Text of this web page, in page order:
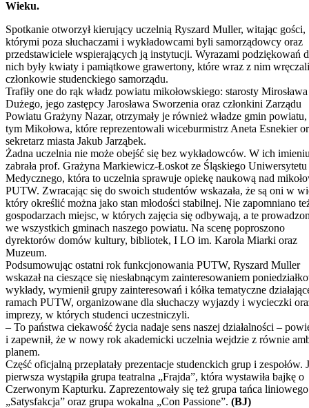
Wieku.
Spotkanie otworzył kierujący uczelnią Ryszard Muller, witając gości,
którymi poza słuchaczami i wykładowcami byli samorządowcy oraz
przedstawiciele wspierających ją instytucji. Wyrazami podziękowań
nich były kwiaty i pamiątkowe grawertony, które wraz z nim wręczali
członkowie studenckiego samorządu.
Trafiły one do rąk władz powiatu mikołowskiego: starosty Mirosława
Dużego, jego zastępcy Jarosława Sworzenia oraz członkini Zarządu
Powiatu Grażyny Nazar, otrzymały je również władze gmin
tym Mikołowa, które reprezentowali wiceburmistrz Aneta Esnekier
sekretarz miasta Jakub Jarząbek.
Żadna uczelnia nie może obejść się bez wykładowców. W ich
zabrała prof. Grażyna Markiewicz-Łoskot ze Śląskiego Uniwersytetu
Medycznego, która to uczelnia sprawuje opiekę naukową nad
PUTW. Zwracając się do swoich studentów wskazała, że są oni w
który określić można jako stan młodości stabilnej. Nie zapomniano
gospodarzach miejsc, w których zajęcia się odbywają, a te
we wszystkich gminach naszego powiatu. Na scenę poproszono
dyrektorów domów kultury, bibliotek, I LO im. Karola Miarki oraz
Muzeum.
Podsumowując ostatni rok funkcjonowania PUTW, Ryszard Muller
wskazał na cieszące się niesłabnącym zainteresowaniem
wykłady, wymienił grupy zainteresowań i kółka tematyczne
ramach PUTW, organizowane dla słuchaczy wyjazdy i wycieczki
imprezy, w których studenci uczestniczyli.
– To państwa ciekawość życia nadaje sens naszej działalności –
i zapewnił, że w nowy rok akademicki uczelnia wejdzie z równie
planem.
Część oficjalną przeplatały prezentacje studenckich grup i zespołów.
pierwsza wystąpiła grupa teatralna „Frajda”, która wystawiła bajkę o
Czerwonym Kapturku. Zaprezentowały się też grupa tańca liniowego
„Satysfakcja” oraz grupa wokalna „Con Passione”. (BJ)